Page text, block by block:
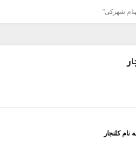
شهرکی"
کلنجار